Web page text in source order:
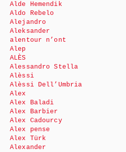
Alde Hemendik
Aldo Rebelo
Alejandro
Aleksander
alentour n’ont
Alep
ALÈS
Alessandro Stella
Alèssi
Alèssi Dell’Umbria
Alex
Alex Baladi
Alex Barbier
Alex Cadourcy
Alex pense
Alex Türk
Alexander